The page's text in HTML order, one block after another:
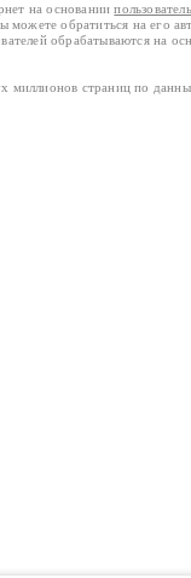
на основании
обратиться на его
обрабатываются на
страниц по